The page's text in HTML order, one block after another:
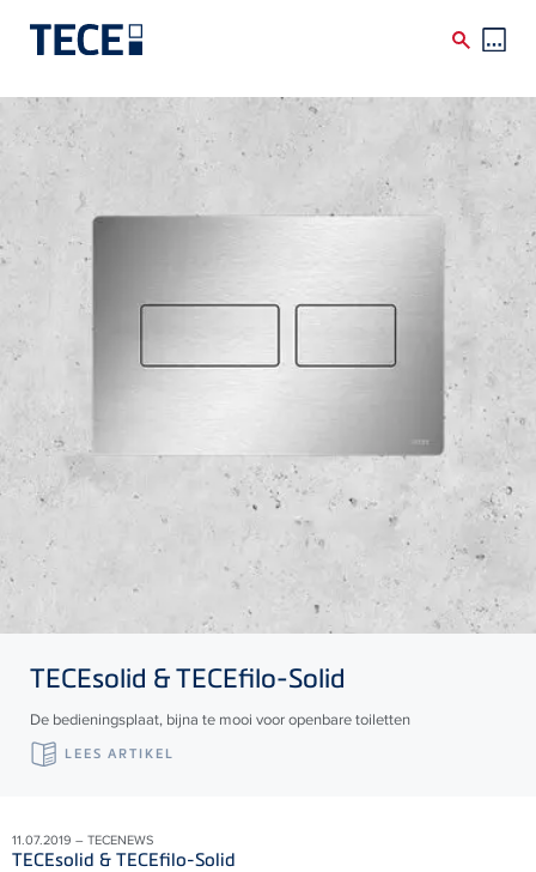
Skip to main content
TECEsolid &TECEfilo-Solid
De bedieningsplaat, bijna te mooi voor openbare toiletten
LEES ARTIKEL
11.07.2019 – TECENEWS
TECEsolid & TECEfilo-Solid